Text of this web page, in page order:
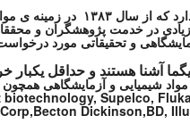
محصولات پزشکی در خدمت شما بوده و هست .
در خدمت پژوهشگران و
آشنا هستند و حداقل یکبار
شیمیایی و آزمایشگاهی
Supelco,
Dickinson,BD,